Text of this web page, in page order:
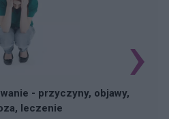
- przyczyny, objawy,
leczenie
›